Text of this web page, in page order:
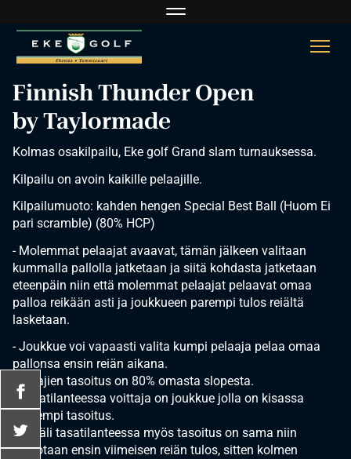
Navigaatio
Finnish Thunder Open
​​​​​​​by Taylormade
Kolmas osakilpailu, Eke golf Grand slam turnauksessa.
Kilpailu on avoin kaikille pelaajille.
Kilpailumuoto: kahden hengen Special Best Ball (Huom Ei
pari scramble) (80% HCP)
- Molemmat pelaajat avaavat, tämän jälkeen valitaan
kummalla pallolla jatketaan ja siitä kohdasta jatketaan
eteenpäin niin että molemmat pelaajat pelaavat omaa
palloa reikään asti ja joukkueen parempi tulos reiältä
lasketaan.
- Joukkue voi vapaasti valita kumpi pelaaja pelaa omaa
pallonsa ensin reiän aikana.
Pelaajien tasoitus on 80% omasta slopesta.
- Tasatilanteessa voittaja on joukkue jolla on kisassa
pienempi tasoitus.
- Mikäli tasatilanteessa myös tasoitus on sama niin
katsotaan ensin viimeisen reiän tulos, sitten kolmen